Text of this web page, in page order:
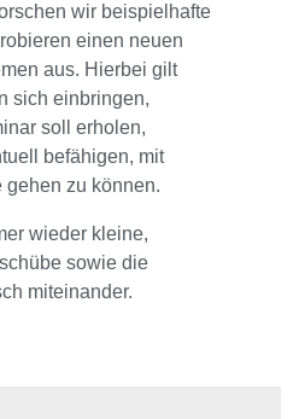
wir beispielhafte
einen neuen
aus. Hierbei gilt
sich einbringen,
soll erholen,
befähigen, mit
gehen zu können.
wieder kleine,
sowie die
miteinander.